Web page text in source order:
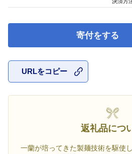
寄付をする
URLをコピー
返礼品につ
一蘭が培ってきた製麺技術を駆使
決済方